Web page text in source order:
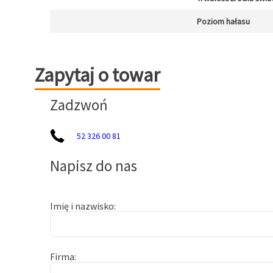
Poziom hałasu
Zapytaj o towar
Zapytaj o towar
Zadzwoń
52 326 00 81
Napisz do nas
Imię i nazwisko
Firma